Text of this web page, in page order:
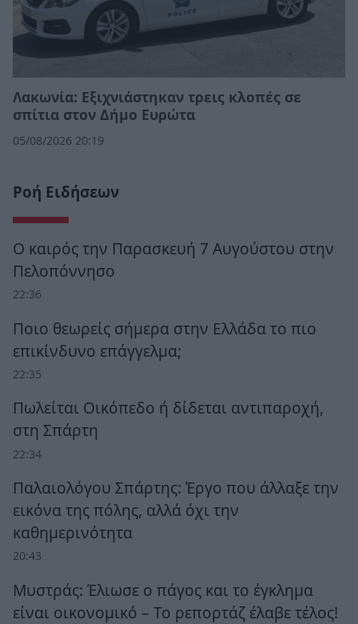
Λακωνία: Εξιχνιάστηκαν τρεις κλοπές σε
σπίτια στον Δήμο Ευρώτα
05/08/2026 20:19
Ροή Ειδήσεων
Ο καιρός την Παρασκευή 7 Αυγούστου στην
Πελοπόννησο
22:36
Ποιο θεωρείς σήμερα στην Ελλάδα το πιο
επικίνδυνο επάγγελμα;
22:35
Πωλείται Οικόπεδο ή δίδεται αντιπαροχή,
στη Σπάρτη
22:34
Παλαιολόγου Σπάρτης: Έργο που άλλαξε την
εικόνα της πόλης, αλλά όχι την
καθημερινότητα
20:43
Μυστράς: Έλιωσε ο πάγος και το έγκλημα
είναι οικονομικό – Το ρεπορτάζ έλαβε τέλος!